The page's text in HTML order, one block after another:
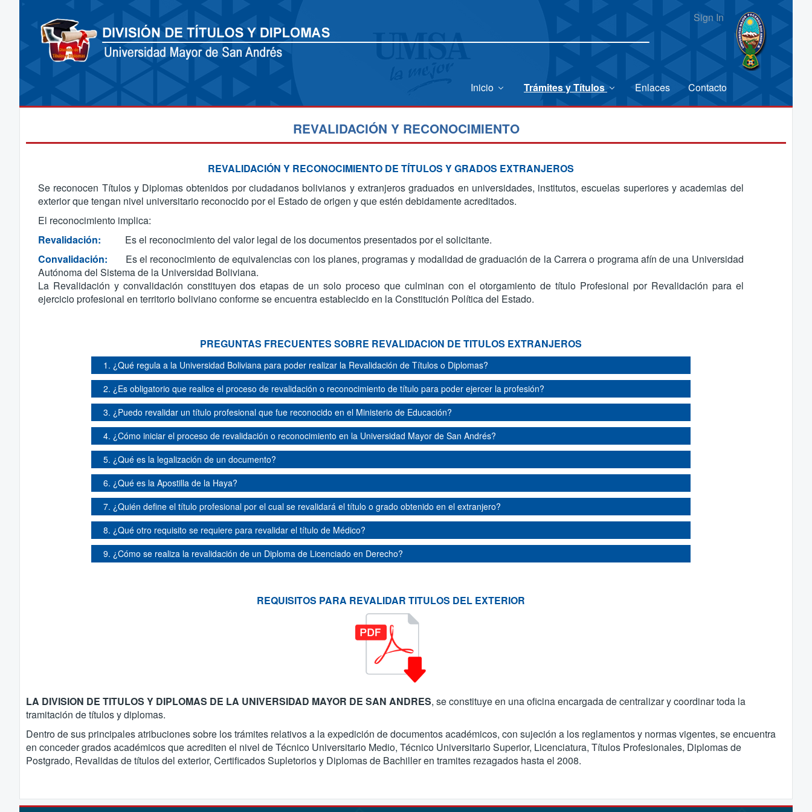
Sign In
Inicio Trámites y Títulos Enlaces Contacto
REVALIDACIÓN Y RECONOCIMIENTO
REVALIDACIÓN Y RECONOCIMIENTO DE TÍTULOS Y GRADOS EXTRANJEROS
Se reconocen Títulos y Diplomas obtenidos por ciudadanos bolivianos y extranjeros graduados en universidades, institutos, escuelas superiores y academias del
exterior que tengan nivel universitario reconocido por el Estado de origen y que estén debidamente acreditados.
El reconocimiento implica:
Revalidación: Es el reconocimiento del valor legal de los documentos presentados por el solicitante.
Convalidación: Es el reconocimiento de equivalencias con los planes, programas y modalidad de graduación de la Carrera o programa afín de una Universidad
Autónoma del Sistema de la Universidad Boliviana.
La Revalidación y convalidación constituyen dos etapas de un solo proceso que culminan con el otorgamiento de título Profesional por Revalidación para el
ejercicio profesional en territorio boliviano conforme se encuentra establecido en la Constitución Política del Estado.
PREGUNTAS FRECUENTES SOBRE REVALIDACION DE TITULOS EXTRANJEROS
1. ¿Qué regula a la Universidad Boliviana para poder realizar la Revalidación de Títulos o Diplomas?
2. ¿Es obligatorio que realice el proceso de revalidación o reconocimiento de título para poder ejercer la profesión?
3. ¿Puedo revalidar un título profesional que fue reconocido en el Ministerio de Educación?
4. ¿Cómo iniciar el proceso de revalidación o reconocimiento en la Universidad Mayor de San Andrés?
5. ¿Qué es la legalización de un documento?
6. ¿Qué es la Apostilla de la Haya?
7. ¿Quién define el título profesional por el cual se revalidará el título o grado obtenido en el extranjero?
8. ¿Qué otro requisito se requiere para revalidar el título de Médico?
9. ¿Cómo se realiza la revalidación de un Diploma de Licenciado en Derecho?
REQUISITOS PARA REVALIDAR TITULOS DEL EXTERIOR
LA DIVISION DE TITULOS Y DIPLOMAS DE LA UNIVERSIDAD MAYOR DE SAN ANDRES, se constituye en una oficina encargada de centralizar y coordinar toda la
tramitación de títulos y diplomas.
Dentro de sus principales atribuciones sobre los trámites relativos a la expedición de documentos académicos, con sujeción a los reglamentos y normas vigentes, se encuentra
en conceder grados académicos que acrediten el nivel de Técnico Universitario Medio, Técnico Universitario Superior, Licenciatura, Títulos Profesionales, Diplomas de
Postgrado, Revalidas de títulos del exterior, Certificados Supletorios y Diplomas de Bachiller en tramites rezagados hasta el 2008.